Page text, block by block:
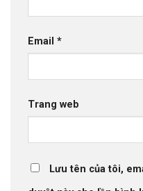
Email *
Trang web
Lưu tên của tôi,